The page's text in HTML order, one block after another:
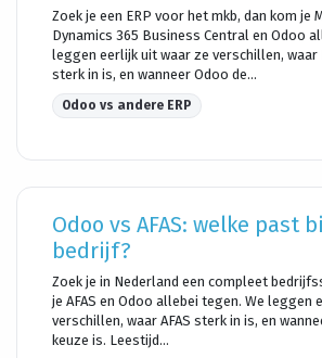
Zoek je een ERP voor het mkb, dan kom je
Dynamics 365 Business Central en Odoo
leggen eerlijk uit waar ze verschillen, waar
sterk in is, en wanneer Odoo de...
Odoo vs andere ERP
Odoo vs AFAS: welke past
bedrijf?
Zoek je in Nederland een compleet
je AFAS en Odoo allebei tegen. We leggen
verschillen, waar AFAS sterk in is, en
keuze is. Leestijd...